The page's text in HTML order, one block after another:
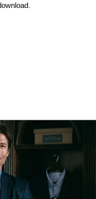
.